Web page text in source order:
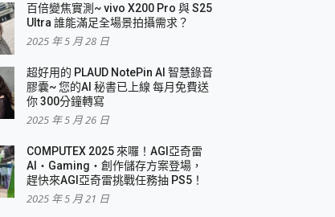
百倍變焦實測~ vivo X200 Pro 與 S25
Ultra 誰能滿足全場景拍攝需求？
2025 年 5 月 28 日
超好用的 PLAUD NotePin AI 智慧錄音
膠囊~ 您的AI 秘書已上線 每月免費送
你 300分鐘轉寫
2025 年 5 月 26 日
COMPUTEX 2025 來囉！AGI亞奇雷
AI・Gaming・創作儲存方案登場，
趕快來AGI亞奇雷挑戰任務抽 PS5！
2025 年 5 月 21 日